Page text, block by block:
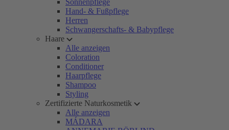
Sonnenpflege
Hand- & Fußpflege
Herren
Schwangerschafts- & Babypflege
Haare
Alle anzeigen
Coloration
Conditioner
Haarpflege
Shampoo
Styling
Zertifizierte Naturkosmetik
Alle anzeigen
MÁDARA